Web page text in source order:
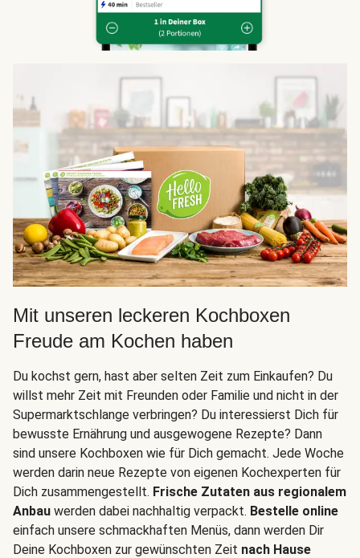
Mit unseren leckeren Kochboxen
Freude am Kochen haben
Du kochst gern, hast aber selten Zeit zum Einkaufen? Du
willst mehr Zeit mit Freunden oder Familie und nicht in der
Supermarktschlange verbringen? Du interessierst Dich für
bewusste Ernährung und ausgewogene Rezepte? Dann
sind unsere Kochboxen wie für Dich gemacht. Jede Woche
werden darin neue Rezepte von eigenen Kochexperten für
Dich zusammengestellt. Frische Zutaten aus regionalem
Anbau werden dabei nachhaltig verpackt. Bestelle online
einfach unsere schmackhaften Menüs, dann werden Dir
Deine Kochboxen zur gewünschten Zeit nach Hause